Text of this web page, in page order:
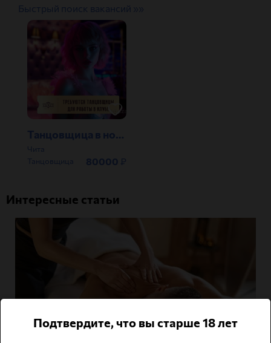
Быстрый поиск вакансий »»
80000 ₽
Танцовщица в ночной клуб
Чита
Танцовщица
Интересные статьи
Подтвердите, что вы старше 18 лет